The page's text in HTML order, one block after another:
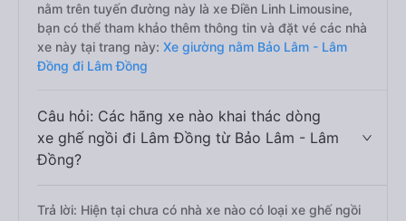
nằm trên tuyến đường này là xe Điền Linh Limousine,
bạn có thể tham khảo thêm thông tin và đặt vé các nhà
xe này tại trang này: Xe giường nằm Bảo Lâm - Lâm
Đồng đi Lâm Đồng
Câu hỏi: Các hãng xe nào khai thác dòng
xe ghế ngồi đi Lâm Đồng từ Bảo Lâm - Lâm
Đồng?
Trả lời: Hiện tại chưa có nhà xe nào có loại xe ghế ngồi